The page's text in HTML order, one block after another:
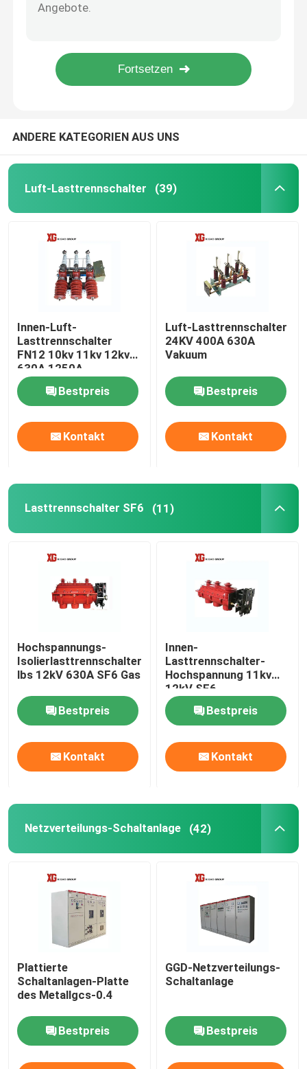
Vakuumleistungsschalter
Ct-Stromwandler
Pint-Transformator
Maßeinheit CT Pint
Zink-Oxid-Überspannungsschutz
HRC-Sicherung
Sicherung ausfallen lassen
Öltransformator
Kompakte Transformator-Nebenstelle
ANDERE KATEGORIEN AUS UNS
Luft-Lasttrennschalter (39)
Innen-Luft-
Lasttrennschalter
FN12 10kv 11kv 12kv
630A 1250A
Bestpreis
Kontakt
Luft-Lasttrennschalter
24KV 400A 630A
Vakuum
Bestpreis
Kontakt
Lasttrennschalter SF6 (11)
Hochspannungs-
Isolierlasttrennschalter
lbs 12kV 630A SF6 Gas
Bestpreis
Kontakt
Innen-
Lasttrennschalter-
Hochspannung 11kv
12kV SF6
Bestpreis
Kontakt
Netzverteilungs-Schaltanlage (42)
Plattierte
Schaltanlagen-Platte
des Metallgcs-0.4
Bestpreis
GGD-Netzverteilungs-
Schaltanlage
Bestpreis